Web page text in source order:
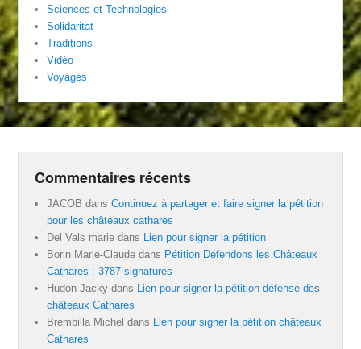
Sciences et Technologies
Solidaritat
Traditions
Vidéo
Voyages
Commentaires récents
JACOB dansContinuez à partager et faire signer la pétition
pour les châteaux cathares
Del Vals marie dans Lien pour signer la pétition
Borin Marie-Claude dans Pétition Défendons les Châteaux
Cathares : 3787 signatures
Hudon Jacky dans Lien pour signer la pétition défense des
châteaux Cathares
Brembilla Michel dans Lien pour signer la pétition châteaux
Cathares